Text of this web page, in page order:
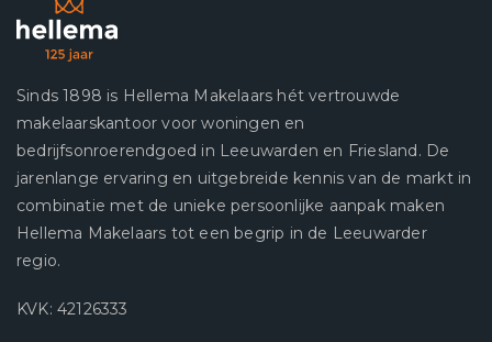
Sinds 1898 is Hellema Makelaars hét vertrouwde
makelaarskantoor voor woningen en
bedrijfsonroerendgoed in Leeuwarden en Friesland. De
jarenlange ervaring en uitgebreide kennis van de markt in
combinatie met de unieke persoonlijke aanpak maken
Hellema Makelaars tot een begrip in de Leeuwarder
regio.
KVK: 42126333